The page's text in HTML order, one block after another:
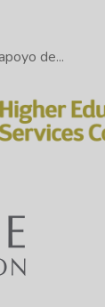
de...